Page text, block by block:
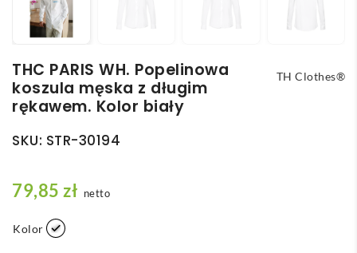
THC PARIS WH. Popelinowa
koszula męska z długim
rękawem. Kolor biały
TH Clothes®
SKU: STR-30194
79,85 zł netto
Kolor